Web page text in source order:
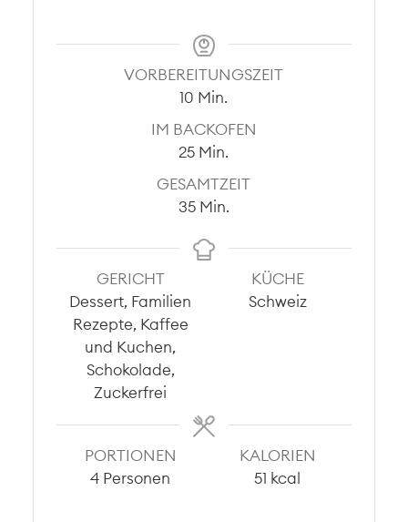
VORBEREITUNGSZEIT
10 Minuten
Min.
IM BACKOFEN
25Minuten
Min.
GESAMTZEIT
35Minuten
Min.
GERICHT
Dessert, Familien
Rezepte, Kaffee
und Kuchen,
Schokolade,
Zuckerfrei
KÜCHE
Schweiz
PORTIONEN
4 Personen
KALORIEN
51 kcal